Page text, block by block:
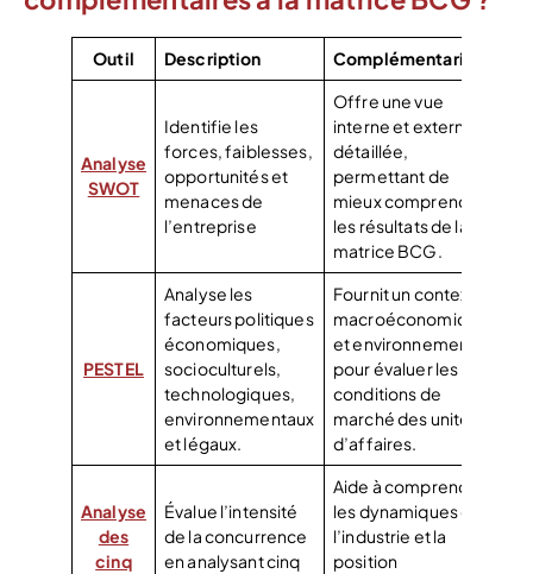
Outil Description Complémentarité
Analyse
SWOT
Identifie les
forces, faiblesses,
opportunités et
menaces de
l’entreprise
Offre une vue
interne et externe
détaillée,
permettant de
mieux comprendre
les résultats de la
matrice BCG.
PESTEL
Analyse les
facteurs politiques
économiques,
socioculturels,
technologiques,
environnementaux
et légaux.
Fournit un contexte
macroéconomique
et environnemental
pour évaluer les
conditions de
marché des unités
d’affaires.
Analyse
des
cinq
Évalue l’intensité
de la concurrence
en analysant cinq
Aide à comprendre
les dynamiques de
l’industrie et la
position